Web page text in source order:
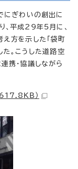
にぎわいの創出に
、平成29年5月に、
方を示した「袋町
た。こうした道路空
携・協議しながら
）